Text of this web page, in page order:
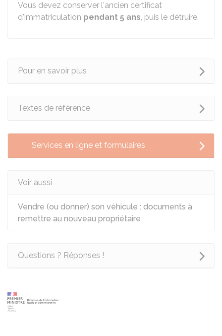
Vous devez conserver l'ancien certificat
d'immatriculation pendant 5 ans, puis le détruire.
Pour en savoir plus
Textes de référence
Services en ligne et formulaires
Voir aussi
Vendre (ou donner) son véhicule : documents à
remettre au nouveau propriétaire
Questions ? Réponses !